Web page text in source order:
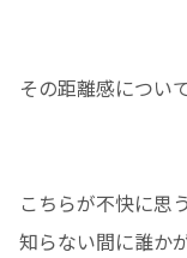
その距離感につい
こちらが不快に思
知らない間に誰か